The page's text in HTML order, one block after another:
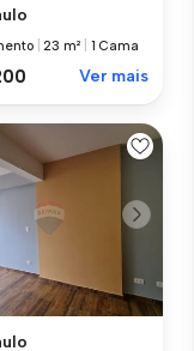
|23 m² 1 Cama
Ver mais